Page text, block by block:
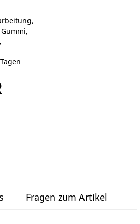
Fragen zum Artikel